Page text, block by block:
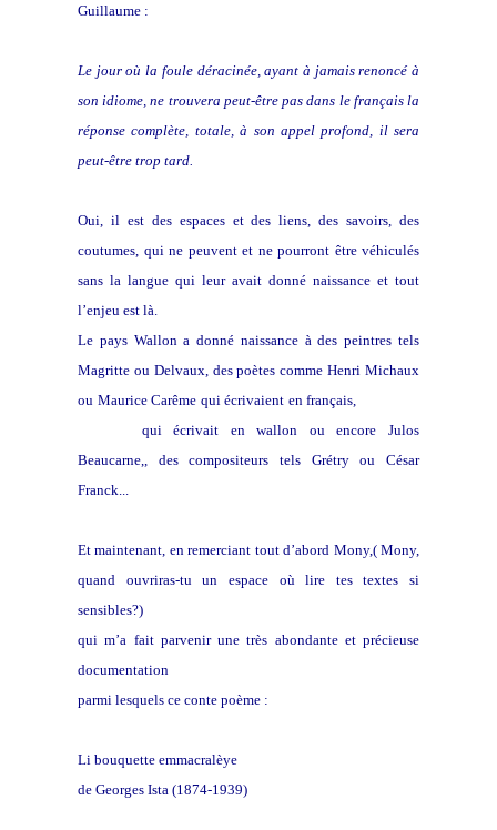
Guillaume :
Le jour où la foule déracinée, ayant à jamais renoncé à
son idiome, ne trouvera peut-être pas dans le français la
réponse complète, totale, à son appel profond, il sera
peut-être trop tard.
Oui, il est des espaces et des liens, des savoirs, des
coutumes, qui ne peuvent et ne pourront être véhiculés
sans la langue qui leur avait donné naissance et tout
l’enjeu est là.
Le pays Wallon a donné naissance à des peintres tels
Magritte ou Delvaux, des poètes comme Henri Michaux
ou Maurice Carême qui écrivaient en français,
qui écrivait en wallon ou encore Julos
Beaucarne,, des compositeurs tels Grétry ou César
Franck...
Et maintenant, en remerciant tout d’abord Mony,( Mony,
quand ouvriras-tu un espace où lire tes textes si
sensibles?)
qui m’a fait parvenir une très abondante et précieuse
documentation
parmi lesquels ce conte poème :
Li bouquette emmacralèye
de Georges Ista (1874-1939)